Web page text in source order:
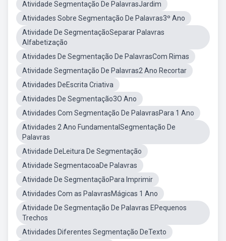
Atividade Segmentação De PalavrasJardim
Atividades Sobre Segmentação De Palavras3º Ano
Atividade De SegmentaçãoSeparar Palavras
Alfabetização
Atividades De Segmentação De PalavrasCom Rimas
Atividade Segmentação De Palavras2 Ano Recortar
Atividades DeEscrita Criativa
Atividades De Segmentação3O Ano
Atividades Com Segmentação De PalavrasPara 1 Ano
Atividades 2 Ano FundamentalSegmentação De
Palavras
Atividade DeLeitura De Segmentação
Atividade SegmentacoaDe Palavras
Atividade De SegmentaçãoPara Imprimir
Atividades Com as PalavrasMágicas 1 Ano
Atividade De Segmentação De Palavras EPequenos
Trechos
Atividades Diferentes Segmentação DeTexto